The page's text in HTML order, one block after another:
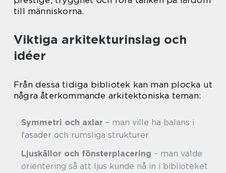
till människorna.
Viktiga arkitekturinslag och
idéer
Från dessa tidiga bibliotek kan man plocka ut
några återkommande arkitektoniska teman:
Symmetri och axlar – man ville ha balans i
fasader och rumsliga strukturer
Ljuskällor och fönsterplacering – man valde
orientering så att ljus kunde nå in i biblioteket